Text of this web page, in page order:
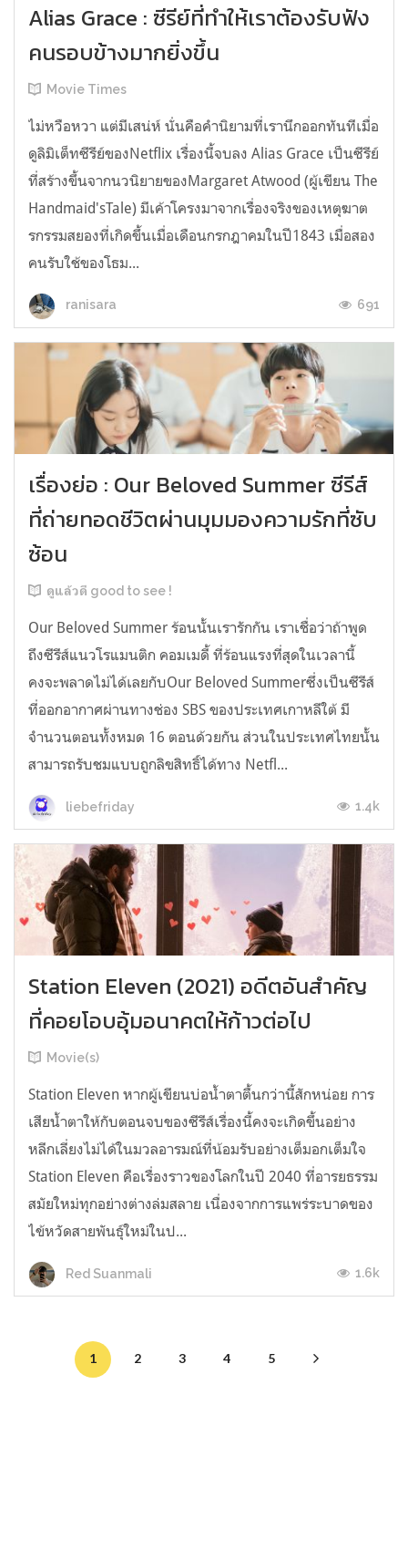
Alias Grace : ซีรีย์ที่ทำให้เราต้องรับฟัง
คนรอบข้างมากยิ่งขึ้น
Movie Times
ไม่หวือหวา แต่มีเสน่ห์ นั่นคือคำนิยามที่เรานึกออกทันทีเมื่อ
ดูลิมิเต็ทซีรีย์ของNetflix เรื่องนี้จบลง Alias Grace เป็นซีรีย์
ที่สร้างขึ้นจากนวนิยายของMargaret Atwood (ผู้เขียน The
Handmaid'sTale) มีเค้าโครงมาจากเรื่องจริงของเหตุฆาต
รกรรมสยองที่เกิดขึ้นเมื่อเดือนกรกฎาคมในปี1843 เมื่อสอง
คนรับใช้ของโธม...
ranisara 691
เรื่องย่อ : Our Beloved Summer ซีรีส์
ที่ถ่ายทอดชีวิตผ่านมุมมองความรักที่ซับ
ซ้อน
ดูแล้วดี good to see !
Our Beloved Summer ร้อนนั้นเรารักกัน เราเชื่อว่าถ้าพูด
ถึงซีรีส์แนวโรแมนติก คอมเมดี้ ที่ร้อนแรงที่สุดในเวลานี้
คงจะพลาดไม่ได้เลยกับOur Beloved Summerซึ่งเป็นซีรีส์
ที่ออกอากาศผ่านทางช่อง SBS ของประเทศเกาหลีใต้ มี
จำนวนตอนทั้งหมด 16 ตอนด้วยกัน ส่วนในประเทศไทยนั้น
สามารถรับชมแบบถูกลิขสิทธิ์ได้ทาง Netfl...
liebefriday 1.4k
Station Eleven (2021) อดีตอันสำคัญ
ที่คอยโอบอุ้มอนาคตให้ก้าวต่อไป
Movie(s)
Station Eleven หากผู้เขียนบ่อน้ำตาตื้นกว่านี้สักหน่อย การ
เสียน้ำตาให้กับตอนจบของซีรีส์เรื่องนี้คงจะเกิดขึ้นอย่าง
หลีกเลี่ยงไม่ได้ในมวลอารมณ์ที่น้อมรับอย่างเต็มอกเต็มใจ
Station Eleven คือเรื่องราวของโลกในปี 2040 ที่อารยธรรม
สมัยใหม่ทุกอย่างต่างล่มสลาย เนื่องจากการแพร่ระบาดของ
ไข้หวัดสายพันธุ์ใหม่ในป...
Red Suanmali 1.6k
1 2 3 4 5